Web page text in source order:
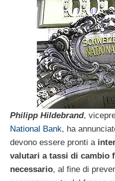
Philipp Hildebrand,
National Bank, ha
devono essere pronti a
valutari a tassi di cambio
necessario, al fine di